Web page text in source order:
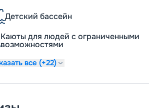
караоке, дискотеки и
доступны библиотека,
предусмотрено питание по
Детский бассейн
Каюты для людей с ограниченными
возможностями
все (+22)